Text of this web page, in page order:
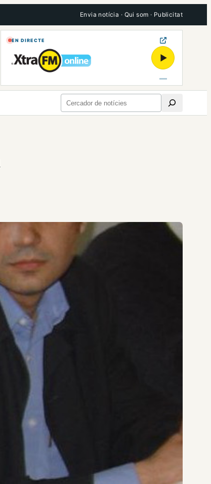
Envia notícia · Qui som · Publicitat
EN DIRECTE
▶
Cerca